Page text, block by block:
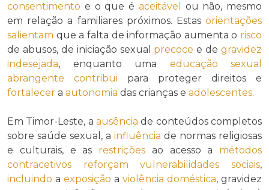
consentimento e o que é aceitável
ou não, mesmo
em relação a familiares próximos. Estas orientações
salientam que a falta de informação aumenta o risco
de abusos, de iniciação sexual precoce e de gravidez
indesejada, enquanto uma educação sexual
abrangente
contribui para proteger direitos e
fortalecer a autonomia das crianças e adolescentes.
Em Timor-Leste, a ausência de conteúdos completos
sobre saúde sexual, a influência de normas religiosas
e culturais, e as restrições ao acesso a métodos
contracetivos
reforçam vulnerabilidades sociais,
incluindo a exposição a violência doméstica, gravidez